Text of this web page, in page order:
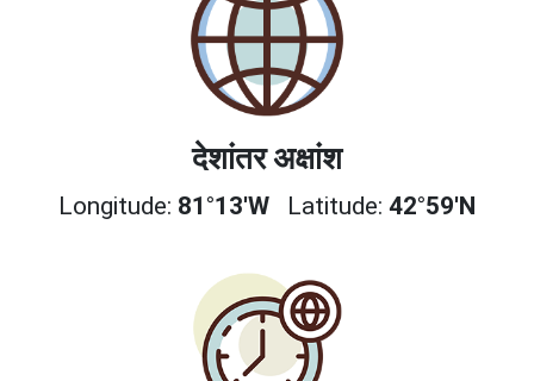
देशांतर अक्षांश
Longitude: 81°13'W Latitude: 42°59'N